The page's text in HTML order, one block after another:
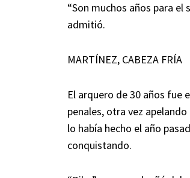
“Son muchos años para
admitió.
MARTÍNEZ, CABEZA FRÍA
El arquero de 30 años fue
penales, otra vez
lo había hecho el año
conquistando.